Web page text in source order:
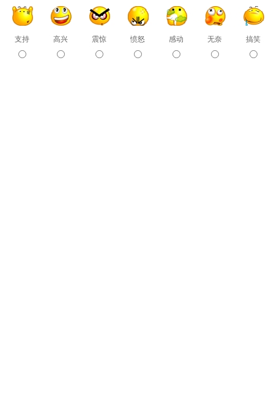
支持 高兴 震惊 愤怒 感动 无奈 搞笑